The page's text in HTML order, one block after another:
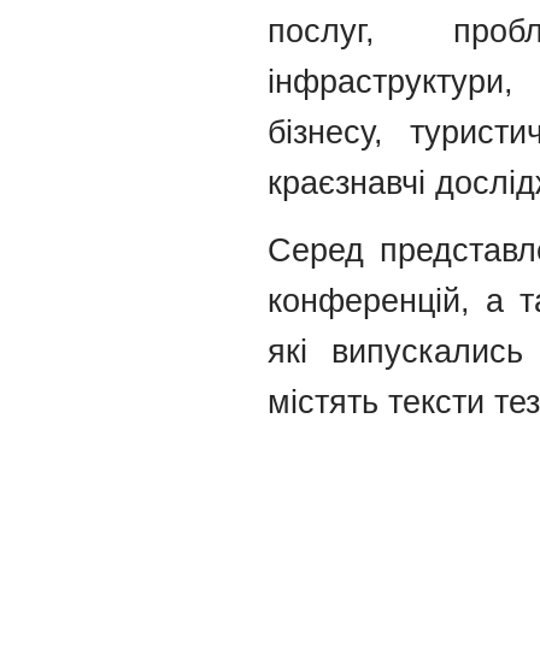
послуг,
бізнесу,
краєзнавчі
Серед
конференцій, а
які
містять тексти